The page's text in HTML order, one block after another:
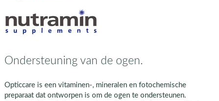
Ondersteuning van de ogen.
Opticcare is een vitaminen-, mineralen en fotochemische
preparaat dat ontworpen is om de ogen te ondersteunen.